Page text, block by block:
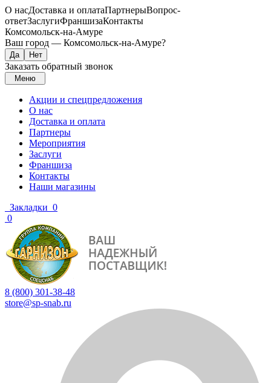
О насДоставка и оплатаПартнерыВопрос-
ответЗаслугиФраншизаКонтакты
Комсомольск-на-Амуре
Ваш город — Комсомольск-на-Амуре?
Заказать обратный звонок
Меню
Акции и спецпредложения
О нас
Доставка и оплата
Партнеры
Мероприятия
Заслуги
Франшиза
Контакты
Наши магазины
Закладки 0
0
8 (800) 301-38-48
store@sp-snab.ru